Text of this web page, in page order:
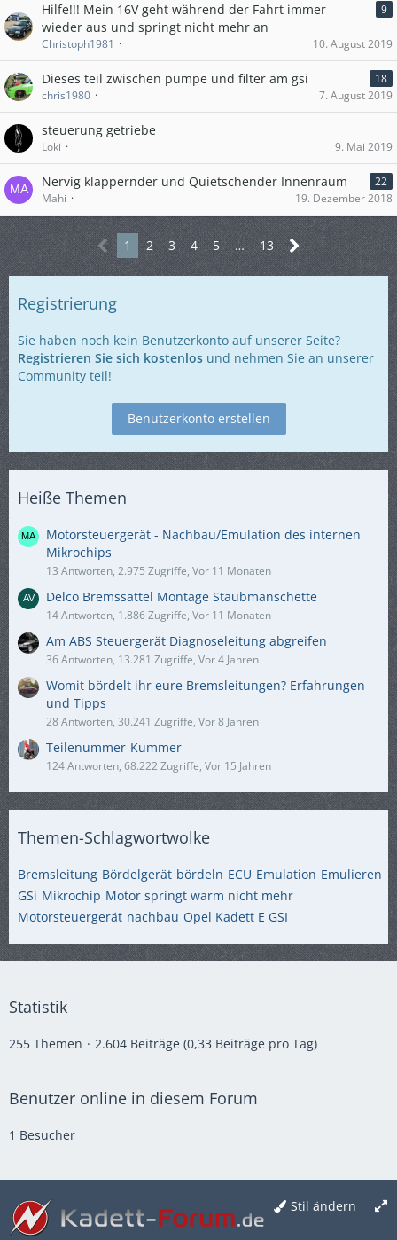
Hilfe!!! Mein 16V geht während der Fahrt immer
wieder aus und springt nicht mehr an
9
Christoph1981 10. August 2019
Dieses teil zwischen pumpe und filter am gsi
18
chris1980
7. August 2019
steuerung getriebe
Loki 9. Mai 2019
Nervig klappernder und Quietschender Innenraum
22
Mahi
19. Dezember 2018
1 2 3 4 5 … 13
Registrierung
Sie haben noch kein Benutzerkonto auf unserer Seite?
Registrieren Sie sich kostenlos und nehmen Sie an unserer
Community teil!
Benutzerkonto erstellen
Heiße Themen
Motorsteuergerät - Nachbau/Emulation des internen
Mikrochips
13 Antworten, 2.975 Zugriffe, Vor 11 Monaten
Delco Bremssattel Montage Staubmanschette
14 Antworten, 1.886 Zugriffe, Vor 11 Monaten
Am ABS Steuergerät Diagnoseleitung abgreifen
36 Antworten, 13.281 Zugriffe, Vor 4 Jahren
Womit bördelt ihr eure Bremsleitungen? Erfahrungen
und Tipps
28 Antworten, 30.241 Zugriffe, Vor 8 Jahren
Teilenummer-Kummer
124 Antworten, 68.222 Zugriffe, Vor 15 Jahren
Themen-Schlagwortwolke
Bremsleitung Bördelgerät bördeln ECU Emulation Emulieren
GSi Mikrochip Motor springt warm nicht mehr
Motorsteuergerät nachbau Opel Kadett E GSI
Statistik
255 Themen 2.604 Beiträge (0,33 Beiträge pro Tag)
Benutzer online in diesem Forum
1 Besucher
Stil ändern